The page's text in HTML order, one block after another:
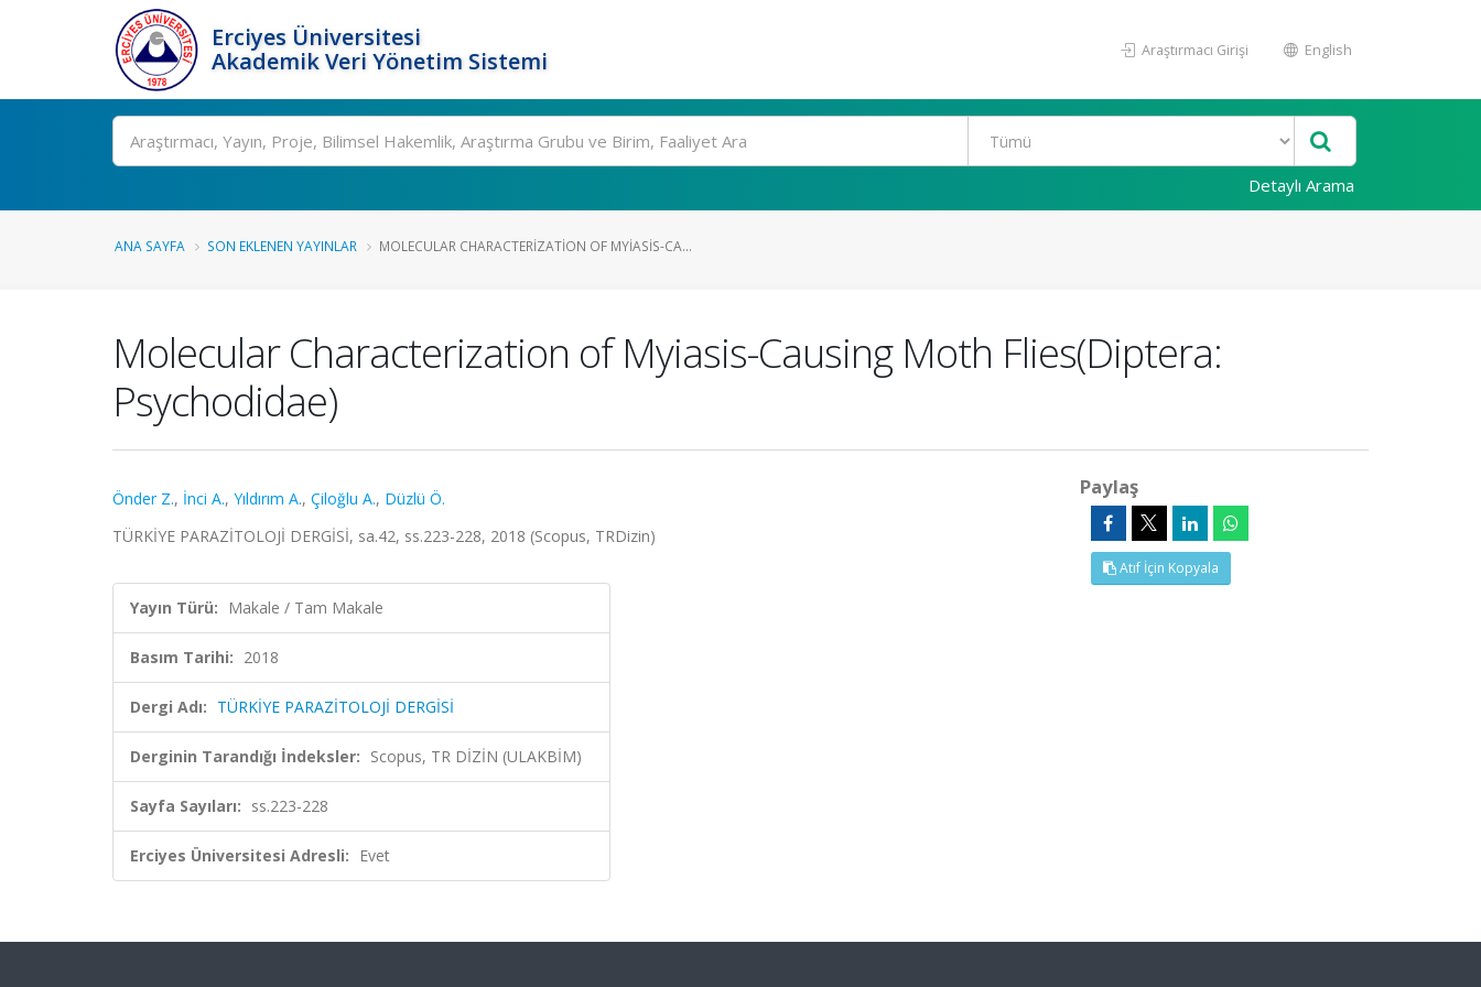
Erciyes Üniversitesi
Akademik Veri Yönetim Sistemi
Araştırmacı Girişi English
Ara
Detaylı Arama
ANA SAYFA SON EKLENEN YAYINLAR MOLECULAR CHARACTERIZATION OF MYIASIS-CA...
Molecular Characterization of Myiasis-Causing Moth Flies(Diptera:
Psychodidae)
Önder Z., İnci A., Yıldırım A., Çiloğlu A., Düzlü Ö.
TÜRKİYE PARAZİTOLOJİ DERGİSİ, sa.42, ss.223-228, 2018 (Scopus, TRDizin)
Yayın Türü: Makale / Tam Makale
Basım Tarihi: 2018
Dergi Adı: TÜRKİYE PARAZİTOLOJİ DERGİSİ
Derginin Tarandığı İndeksler: Scopus, TR DİZİN (ULAKBİM)
Sayfa Sayıları: ss.223-228
Erciyes Üniversitesi Adresli: Evet
Paylaş
Atıf İçin Kopyala